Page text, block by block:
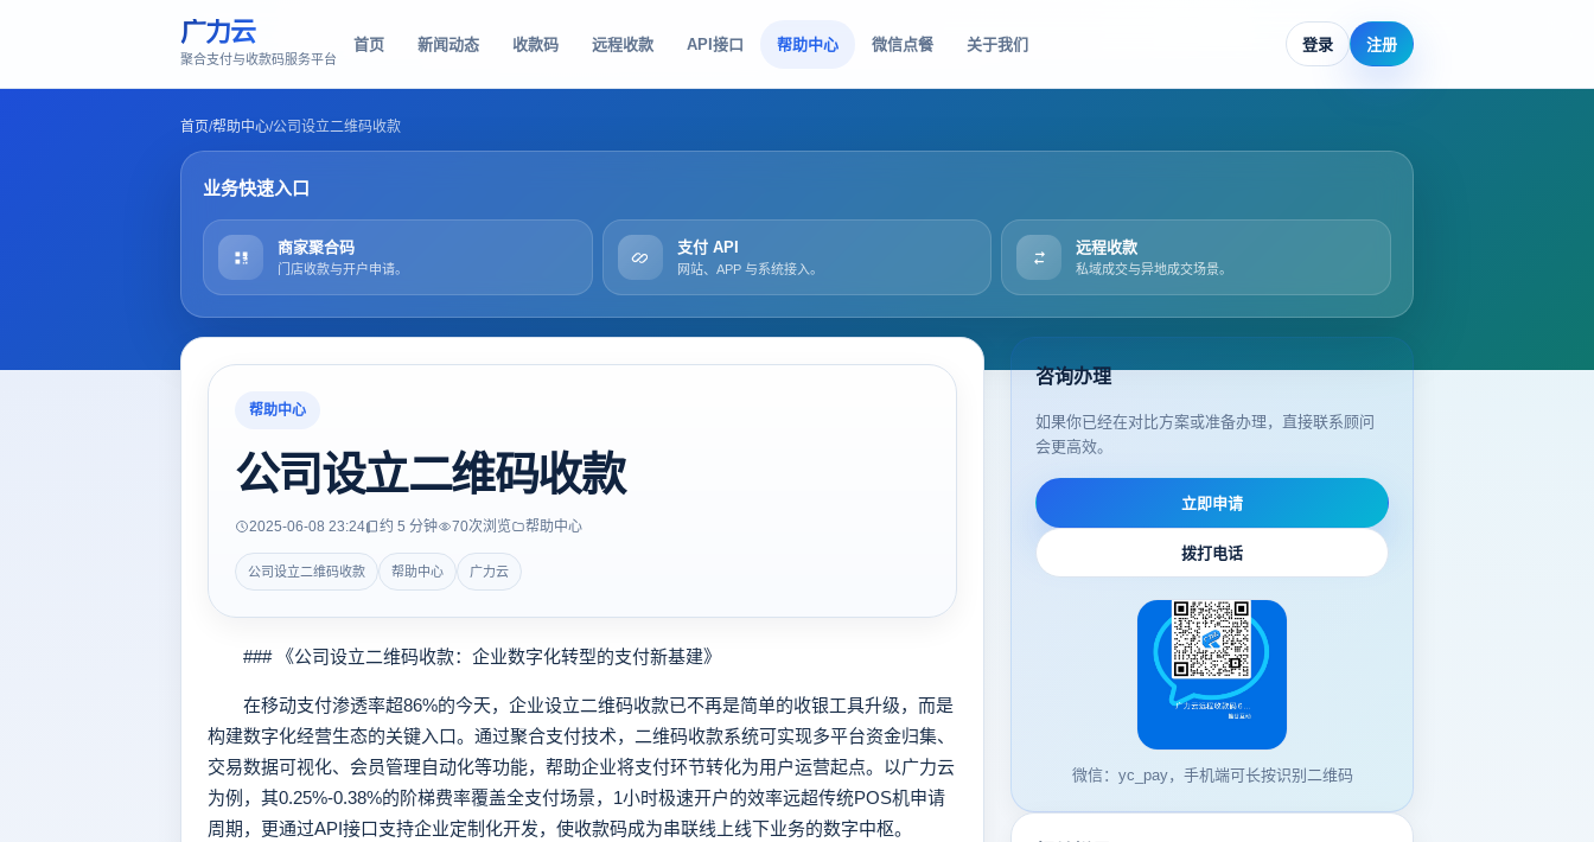
广力云
聚合支付与收款码服务平台
首页 新闻动态 收款码 远程收款 API接口 帮助中心 微信点餐 关于我们 登录 注册
首页/帮助中心/公司设立二维码收款
业务快速入口
商家聚合码
门店收款与开户申请。
支付 API
网站、APP 与系统接入。
远程收款
私域成交与异地成交场景。
帮助中心
公司设立二维码收款
2025-06-08 23:24 约 5 分钟 70次浏览 帮助中心
公司设立二维码收款 帮助中心 广力云
### 《公司设立二维码收款：企业数字化转型的支付新基建》
在移动支付渗透率超86%的今天，企业设立二维码收款已不再是简单的收银工具升级，而是
构建数字化经营生态的关键入口。通过聚合支付技术，二维码收款系统可实现多平台资金归集、
交易数据可视化、会员管理自动化等功能，帮助企业将支付环节转化为用户运营起点。以广力云
为例，其0.25%-0.38%的阶梯费率覆盖全支付场景，1小时极速开户的效率远超传统POS机申请
周期，更通过API接口支持企业定制化开发，使收款码成为串联线上线下业务的数字中枢。
咨询办理
如果你已经在对比方案或准备办理，直接联系顾问
会更高效。
立即申请
拨打电话
微信：yc_pay，手机端可长按识别二维码